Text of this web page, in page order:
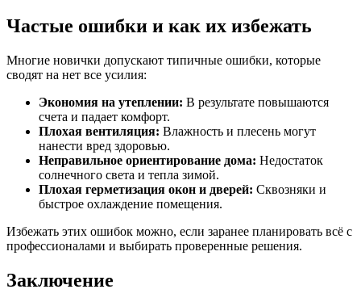
Частые ошибки и как их избежать
Многие новички допускают типичные ошибки, которые
сводят на нет все усилия:
Экономия на утеплении: В результате повышаются
счета и падает комфорт.
Плохая вентиляция: Влажность и плесень могут
нанести вред здоровью.
Неправильное ориентирование дома: Недостаток
солнечного света и тепла зимой.
Плохая герметизация окон и дверей: Сквозняки и
быстрое охлаждение помещения.
Избежать этих ошибок можно, если заранее планировать всё с
профессионалами и выбирать проверенные решения.
Заключение